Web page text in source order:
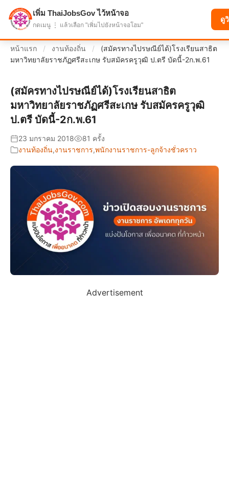
แบ่งปันโอกาส เพื่ออนาคตที่ก้าวหน้า
หน้าแรก / งานท้องถิ่น /
(สมัครทางไปรษณีย์ได้)โรงเรียนสาธิต
มหาวิทยาลัยราชภัฏศรีสะเกษ รับสมัครครูวุฒิ ป.ตรี บัดนี้-2ก.พ.61
(สมัครทางไปรษณีย์ได้)โรงเรียนสาธิต
มหาวิทยาลัยราชภัฏศรีสะเกษ รับสมัครครูวุฒิ
ป.ตรี บัดนี้-2ก.พ.61
23 มกราคม 2018
81 ครั้ง
งานท้องถิ่น,งานราชการ,พนักงานราชการ-ลูกจ้างชั่วคราว
Advertisement
เพิ่ม ThaiJobsGov ไว้หน้าจอ
กดเมนู ⋮ แล้วเลือก "เพิ่มไปยังหน้าจอโฮม"
ดู